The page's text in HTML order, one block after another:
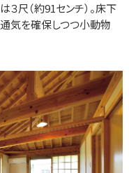
尺（約91センチ）。床下
気を確保しつつ小動物